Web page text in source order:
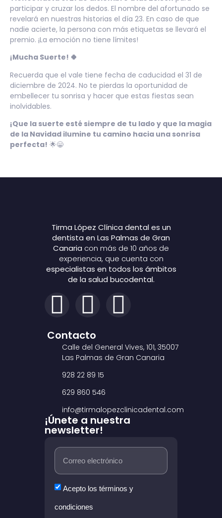
participar y cruzar los dedos. El nombre del afortunado se
revelará en nuestras historias el día 23. En caso de que
nadie acierte, la persona con más etiquetas se llevará el
premio. ¡La emoción no tiene límites!
¡Mucha Suerte! 🍀
Recuerda que el vale tiene fecha de caducidad el 31 de
diciembre de 2024. No te pierdas la oportunidad de
embellecer tu sonrisa y hacer que estas fiestas sean
inolvidables.
¡Que la suerte esté siempre de tu lado y que la magia
de la Navidad ilumine tu camino hacia una sonrisa
perfecta! 🌟😁
Tirma López Clínica dental es un
dentista en Las Palmas de Gran
Canaria con más de 10 años de
experiencia, que cuenta con
especialistas en todos los ámbitos
de la salud bucodental.
Contacto
Calle del General Vives, 101, 35007
Las Palmas de Gran Canaria
928 22 89 15
629 860 546
info@tirmalopezclinicadental.com
¡Únete a nuestra
newsletter!
Acepto los términos y
condiciones